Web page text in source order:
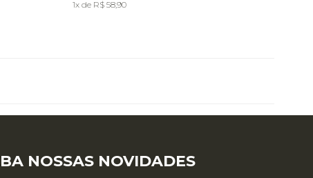
1x de R$ 58,90
NOSSAS NOVIDADES